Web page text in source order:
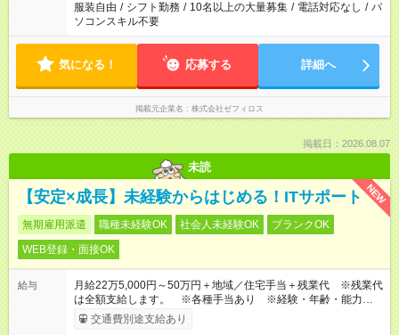
服装自由 / シフト勤務 / 10名以上の大量募集 / 電話対応なし / パ
ソコンスキル不要
気になる！ 応募する 詳細へ
掲載元企業名 株式会社ゼフィロス
掲載日：2026.08.07
未読
NEW
【安定×成長】未経験からはじめる！ITサポート
無期雇用派遣 職種未経験OK 社会人未経験OK
ブランクOK
WEB登録・面接OK
給与
月給22万5,000円～50万円＋地域／住宅手当＋残業代 ※残業代
は全額支給します。 ※各種手当あり ※経験・年齢・能力等を
考慮して加給・優遇します。
交通費別途支給あり